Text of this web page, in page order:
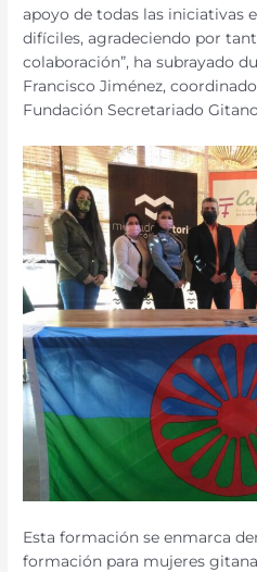
apoyo de todas las iniciativas
difíciles, agradeciendo por
colaboración”, ha subrayado
Francisco Jiménez,
Fundación Secretariado
Esta formación se enmarca
formación para mujeres